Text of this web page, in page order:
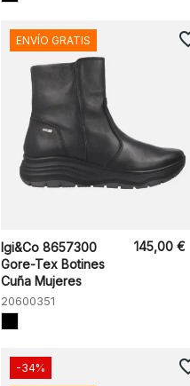
Igi&Co 8657300
Gore-Tex Botines
Cuña Mujeres
20600351
145,00 €
ENVÍO GRATIS
-34%